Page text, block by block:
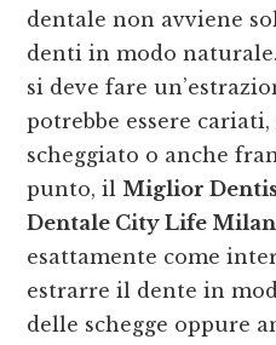
dentale non avviene
denti in modo
si deve fare
potrebbe essere
scheggiato o anche
punto, il Miglior
Dentale City Life
esattamente come
estrarre il dente in
delle schegge oppure